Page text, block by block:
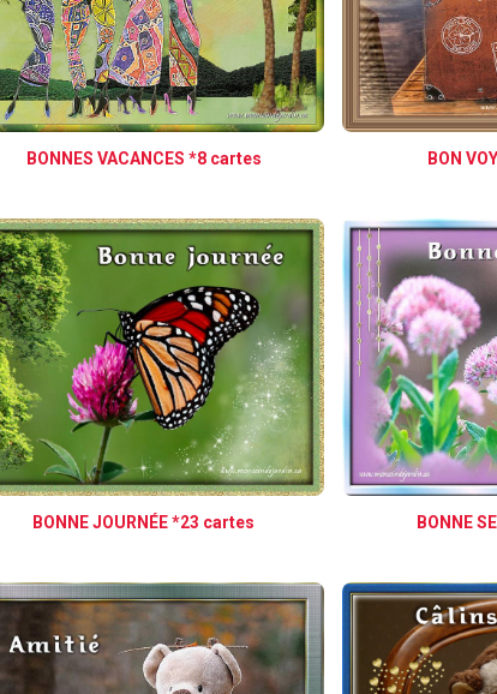
BONNES VACANCES *8 cartes BON
BONNE JOURNÉE *23 cartes BONNE